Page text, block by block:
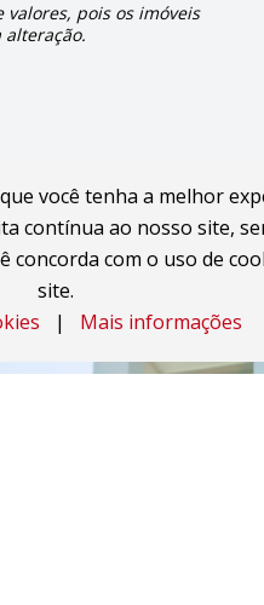
você tenha a melhor
contínua ao nosso site,
concorda com o uso de
site.
| Mais informações
pois os imóveis